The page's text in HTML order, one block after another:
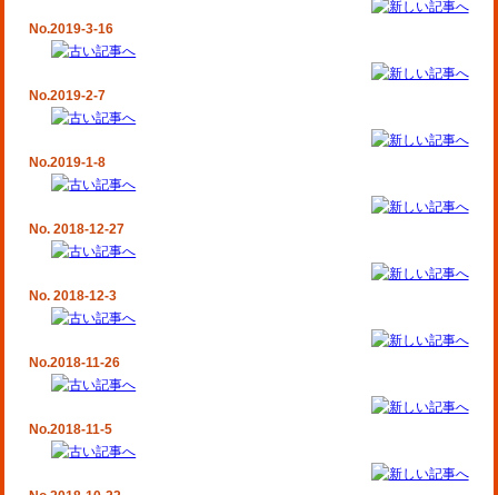
No.2019-3-16
No.2019-2-7
No.2019-1-8
No. 2018-12-27
No. 2018-12-3
No.2018-11-26
No.2018-11-5